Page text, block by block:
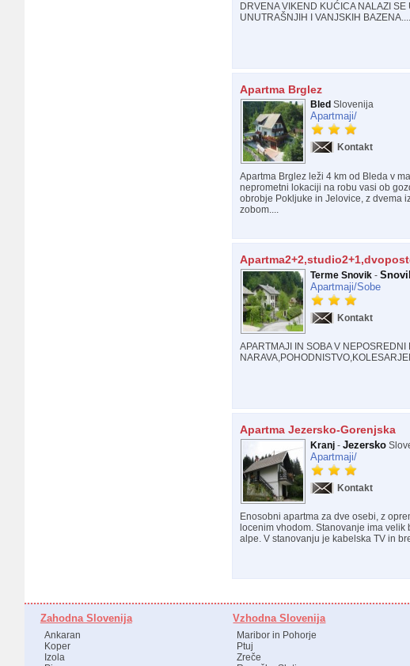
DRVENA VIKEND KUĆICA NALAZI
UNUTRAŠNJIH I VANJSKIH BAZENA....
Apartma Brglez
Bled Slovenija
Apartmaji/
Kontakt
Apartma Brglez leži 4 km od Bleda v
neprometni lokaciji na robu vasi ob
obrobje Pokljuke in Jelovice, z dvema
zobom....
Terme Snovik-
Apartmaji/Sobe
Kontakt
APARTMAJI IN SOBA V
Apartma Jezersko-Gorenjska
Kranj- Jezersko
Apartmaji/
Kontakt
Enosobni apartma za dve osebi, z
locenim vhodom. Stanovanje ima
alpe. V stanovanju je kabelska TV in
Zahodna Slovenija
Ankaran
Koper
Izola
Vzhodna Slovenija
Maribor in Pohorje
Ptuj
Zreče